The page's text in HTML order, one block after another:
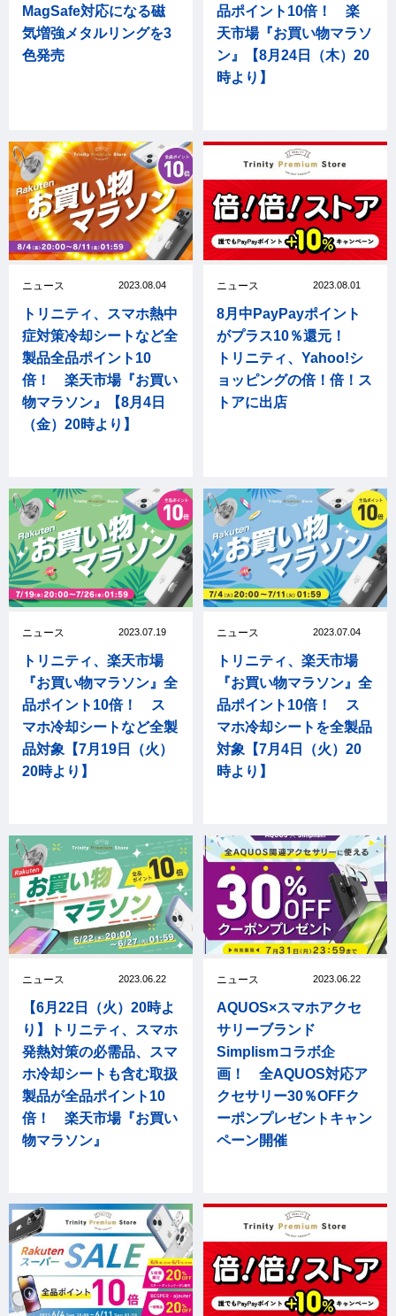
MagSafe対応になる磁
気増強メタルリングを3
色発売
品ポイント10倍！ 楽
天市場『お買い物マラソ
ン』【8月24日（木）20
時より】
ニュース 2023.08.04
トリニティ、スマホ熱中
症対策冷却シートなど全
製品全品ポイント10
倍！ 楽天市場『お買い
物マラソン』【8月4日
（金）20時より】
ニュース 2023.08.01
8月中PayPayポイント
がプラス10％還元！
トリニティ、Yahoo!シ
ョッピングの倍！倍！ス
トアに出店
ニュース 2023.07.19
トリニティ、楽天市場
『お買い物マラソン』全
品ポイント10倍！ ス
マホ冷却シートなど全製
品対象【7月19日（火）
20時より】
ニュース 2023.07.04
トリニティ、楽天市場
『お買い物マラソン』全
品ポイント10倍！ ス
マホ冷却シートを全製品
対象【7月4日（火）20
時より】
ニュース 2023.06.22
【6月22日（火）20時よ
り】トリニティ、スマホ
発熱対策の必需品、スマ
ホ冷却シートも含む取扱
製品が全品ポイント10
倍！ 楽天市場『お買い
物マラソン』
ニュース 2023.06.22
AQUOS×スマホアクセ
サリーブランド
Simplismコラボ企
画！ 全AQUOS対応ア
クセサリー30％OFFク
ーポンプレゼントキャン
ペーン開催